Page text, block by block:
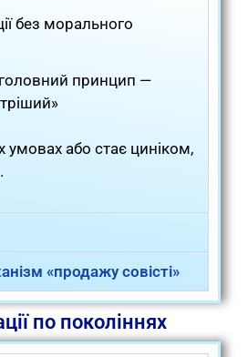
без морального
головний принцип —
умовах або стає циніком,
«продажу совісті»
по поколіннях